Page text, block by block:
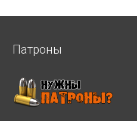
Патроны